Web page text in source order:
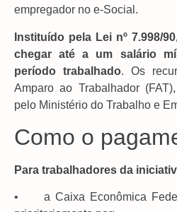
empregador no e-Social.
Instituído pela Lei nº 7.998/
chegar até a um salário
período trabalhado. Os
Amparo ao Trabalhador
pelo Ministério do Trabalho e
Como o
Para trabalhadores da
• a Caixa Econômica